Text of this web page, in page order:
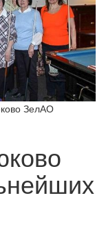
ЗелАО